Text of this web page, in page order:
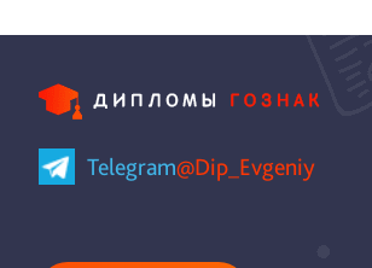
Telegram@Dip_Evgeniy